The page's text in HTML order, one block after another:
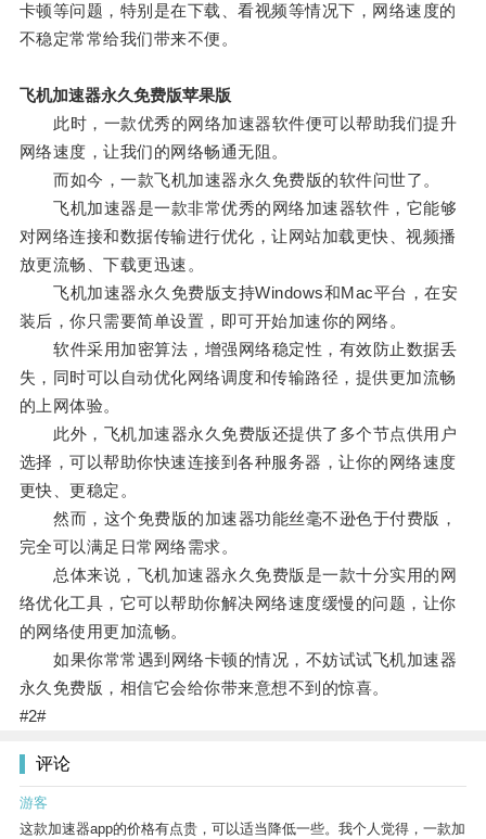
卡顿等问题，特别是在下载、看视频等情况下，网络速度的
不稳定常常给我们带来不便。
飞机加速器永久免费版苹果版
此时，一款优秀的网络加速器软件便可以帮助我们提升
网络速度，让我们的网络畅通无阻。
而如今，一款飞机加速器永久免费版的软件问世了。
飞机加速器是一款非常优秀的网络加速器软件，它能够
对网络连接和数据传输进行优化，让网站加载更快、视频播
放更流畅、下载更迅速。
飞机加速器永久免费版支持Windows和Mac平台，在安
装后，你只需要简单设置，即可开始加速你的网络。
软件采用加密算法，增强网络稳定性，有效防止数据丢
失，同时可以自动优化网络调度和传输路径，提供更加流畅
的上网体验。
此外，飞机加速器永久免费版还提供了多个节点供用户
选择，可以帮助你快速连接到各种服务器，让你的网络速度
更快、更稳定。
然而，这个免费版的加速器功能丝毫不逊色于付费版，
完全可以满足日常网络需求。
总体来说，飞机加速器永久免费版是一款十分实用的网
络优化工具，它可以帮助你解决网络速度缓慢的问题，让你
的网络使用更加流畅。
如果你常常遇到网络卡顿的情况，不妨试试飞机加速器
永久免费版，相信它会给你带来意想不到的惊喜。
#2#
评论
游客
这款加速器app的价格有点贵，可以适当降低一些。我个人觉得，一款加